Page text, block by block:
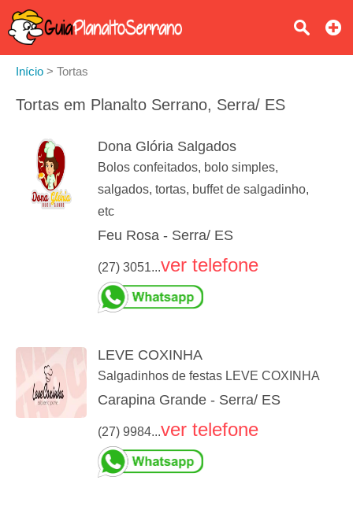
Início > Tortas
Tortas em Planalto Serrano, Serra/ ES
Dona Glória Salgados
Bolos confeitados, bolo simples,
salgados, tortas, buffet de salgadinho,
etc
Feu Rosa - Serra/ ES
(27) 3051...ver telefone
LEVE COXINHA
Salgadinhos de festas LEVE COXINHA
Carapina Grande - Serra/ ES
(27) 9984...ver telefone